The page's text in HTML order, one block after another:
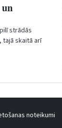
strādās
tajā skaitā arī
noteikumi